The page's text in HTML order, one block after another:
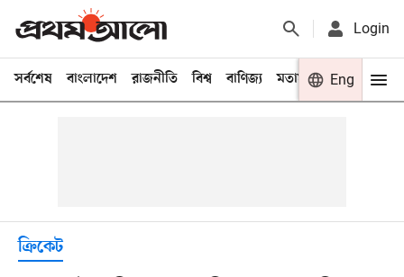
Login
সর্বশেষ বাংলাদেশ রাজনীতি বিশ্ব বাণিজ্য মতামত খেলা
Eng
ক্রিকেট